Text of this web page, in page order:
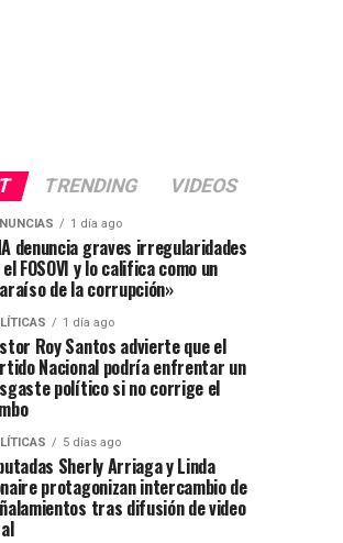
TRENDING VIDEOS
1 día ago
denuncia graves irregularidades
FOSOVI y lo califica como un
de la corrupción»
1 día ago
Roy Santos advierte que el
Nacional podría enfrentar un
político si no corrige el
5 días ago
Sherly Arriaga y Linda
protagonizan intercambio de
tras difusión de video